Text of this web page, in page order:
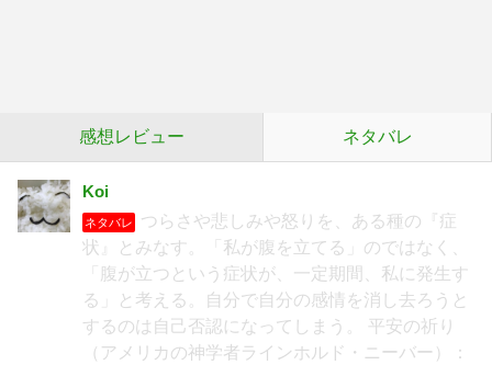
感想レビュー ネタバレ
Koi
ネタバレ
つらさや悲しみや怒りを、ある種の『症
状』とみなす。「私が腹を立てる」のではなく、
「腹が立つという症状が、一定期間、私に発生す
る」と考える。自分で自分の感情を消し去ろうと
するのは自己否認になってしまう。 平安の祈り
（アメリカの神学者ラインホルド・ニーバー）：